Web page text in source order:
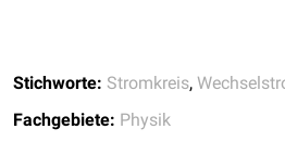
Stichworte: Stromkreis,
Fachgebiete: Physik